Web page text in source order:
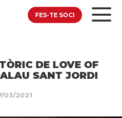
FES-TE SOCI
DE LOVE OF
SANT JORDI
03/2021